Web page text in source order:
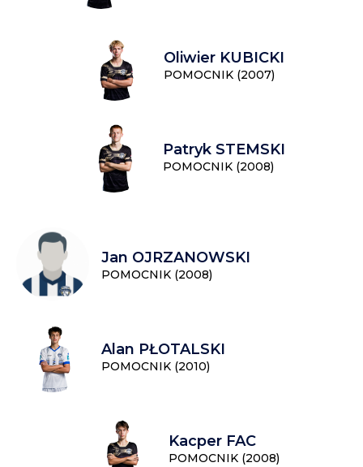
Oliwier KUBICKI
POMOCNIK (2007)
Patryk STEMSKI
POMOCNIK (2008)
Jan OJRZANOWSKI
POMOCNIK (2008)
Alan PŁOTALSKI
POMOCNIK (2010)
Kacper FAC
POMOCNIK (2008)